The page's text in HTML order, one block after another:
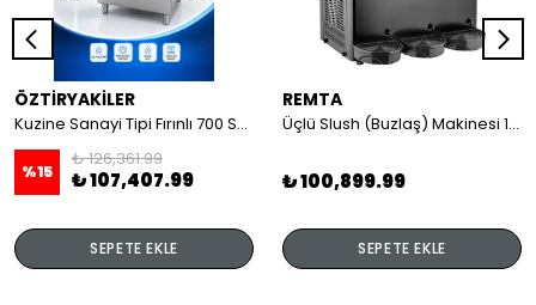
ÖZTİRYAKİLER
Kuzine Sanayi Tipi Fırınlı 700 Seri Gazlı 4 Açık Ateş 80x70x85 (Lp)-2X6Kw+2X7,5Kw+6Kw Elektrikli Fırın
%15
₺ 126,361.99
₺ 107,407.99
SEPETE EKLE
REMTA
Üçlü Slush (Buzlaş) Makinesi 12+12+12 lt
₺ 100,899.99
SEPETE EKLE